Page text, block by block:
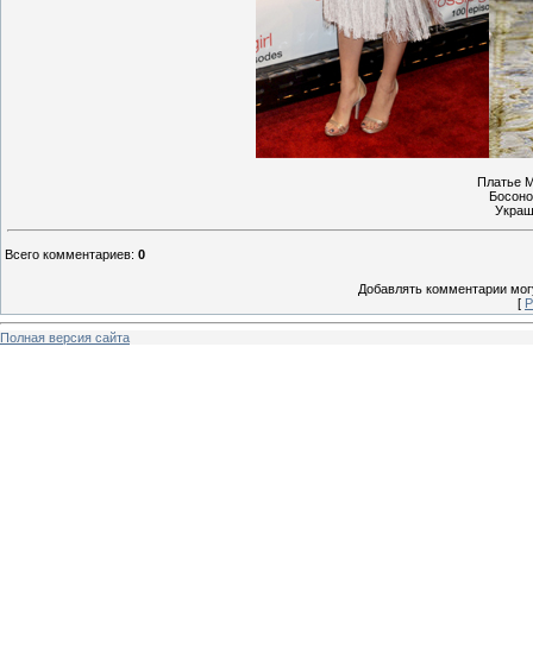
Платье
Всего комментариев: 0
Добавлять комментарии
[
Полная версия сайта